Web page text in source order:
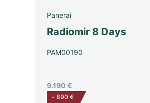
Panerai
Radiomir 8 Days
PAM00190
9.190 €
- 890 €